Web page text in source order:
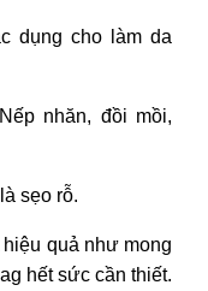
dụng cho làm da
nhăn, đồi mồi,
sẹo rỗ.
quả như mong
hết sức cần thiết.